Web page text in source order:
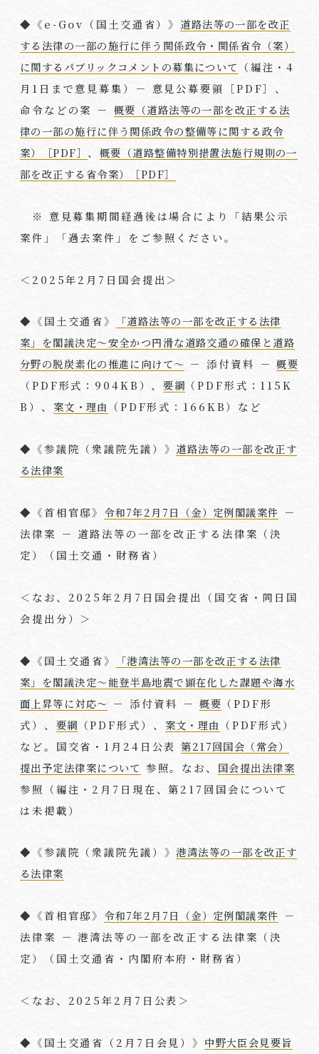
◆《e-Gov （国土交通省）》 道路法等の一部を改正
する法律の一部の施行に伴う関係政令・関係省令（案）
に関するパブリックコメントの募集について （編注・4
月 1 日まで意見募集）－ 意見公募要領［PDF］、
命令などの案 － 概要（道路法等の一部を改正する法
律の一部の施行に伴う関係政令の整備等に関する政令
案）［PDF］、 概要（道路整備特別措置法施行規則の一
部を改正する省令案）［PDF］
※ 意見募集期間経過後は場合により「結果公示
案件」「過去案件」をご参照ください。
＜ 2025年2 月 7 日国会提出＞
◆《国土交通省》
「道路法等の一部を改正する法律
案」を閣議決定～安全かつ円滑な道路交通の確保と道路
分野の脱炭素化の推進に向けて～ － 添付資料 －概要
（PDF形式： 904KB ）、要綱 （PDF形式： 115K
B ）、 案文・理由 （PDF形式： 166KB）など
◆《参議院（衆議院先議）》 道路法等の一部を改正す
る法律案
◆《首相官邸》令和7年2月7日（金）定例閣議案件 －
法律案 － 道路法等の一部を改正する法律案（決
定）（国土交通・財務省）
＜なお、 2025年2 月 7 日国会提出（国交省・同日国
会提出分）＞
◆《国土交通省》
「港湾法等の一部を改正する法律
案」を閣議決定～能登半島地震で顕在化した課題や海水
面上昇等に対応～ － 添付資料 －概要 （PDF形
式）、 要綱 （PDF形式）、 案文・理由 （PDF形式）
など。国交省・ 1 月 24 日公表第217回国会（常会）
提出予定法律案について 参照。なお、 国会提出法律案
参照（編注・ 2 月 7 日現在、第217 回国会について
は未掲載）
◆《参議院（衆議院先議）》港湾法等の一部を改正す
る法律案
◆《首相官邸》令和7年2月7日（金）定例閣議案件 －
法律案 － 港湾法等の一部を改正する法律案（決
定）（国土交通省・内閣府本府・財務省）
＜なお、 2025年2 月 7 日公表＞
◆《国土交通省（ 2 月 7 日会見）》 中野大臣会見要旨